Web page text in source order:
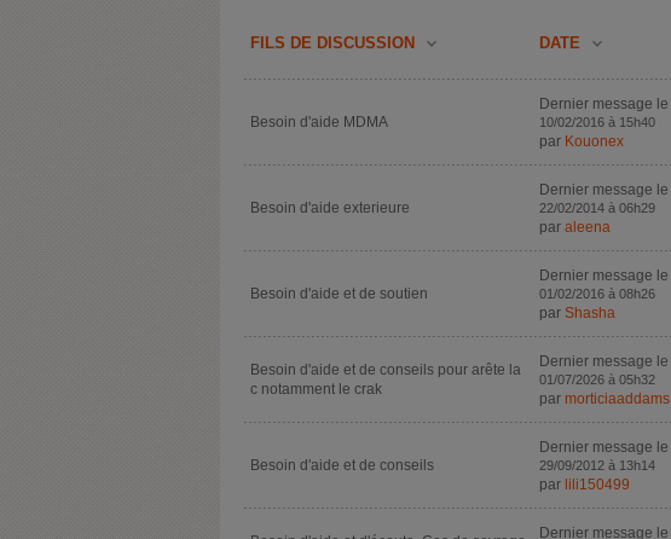
FILS DE DISCUSSION DATE
Besoin d'aide MDMA
Dernier message le
10/02/2016 à 15h40
par Kouonex
Besoin d'aide exterieure
Dernier message le
22/02/2014 à 06h29
par aleena
Besoin d'aide et de soutien
Dernier message le
01/02/2016 à 08h26
par Shasha
Besoin d'aide et de conseils pour arête la
c notamment le crak
Dernier message le
01/07/2026 à 05h32
par morticiaaddams
Besoin d'aide et de conseils
Dernier message le
29/09/2012 à 13h14
par lili150499
Dernier message le